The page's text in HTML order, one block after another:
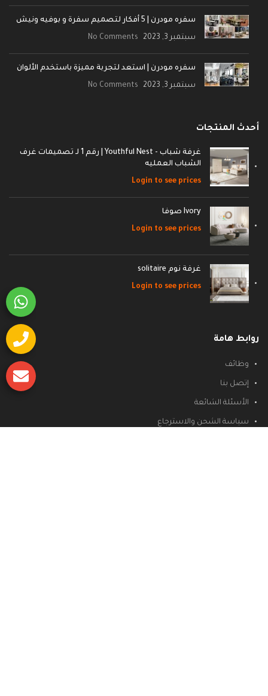
سفره مودرن | 5 أفكار لتصميم سفرة و بوفيه ونيش
سبتمبر 3, 2023 No Comments
سفره مودرن | استعد لتجربة مميزة باستخدم الألوان
سبتمبر 3, 2023 No Comments
أحدث المنتجات
غرفة شباب - Youthful Nest | رقم 1 لـ تصميمات غرف
الشباب العمليه
Login to see prices
Ivory صوفا
Login to see prices
غرفة نوم solitaire
Login to see prices
روابط هامة
وظائف
إتصل بنا
الأسئلة الشائعة
سياسة الشحن والاسترجاع